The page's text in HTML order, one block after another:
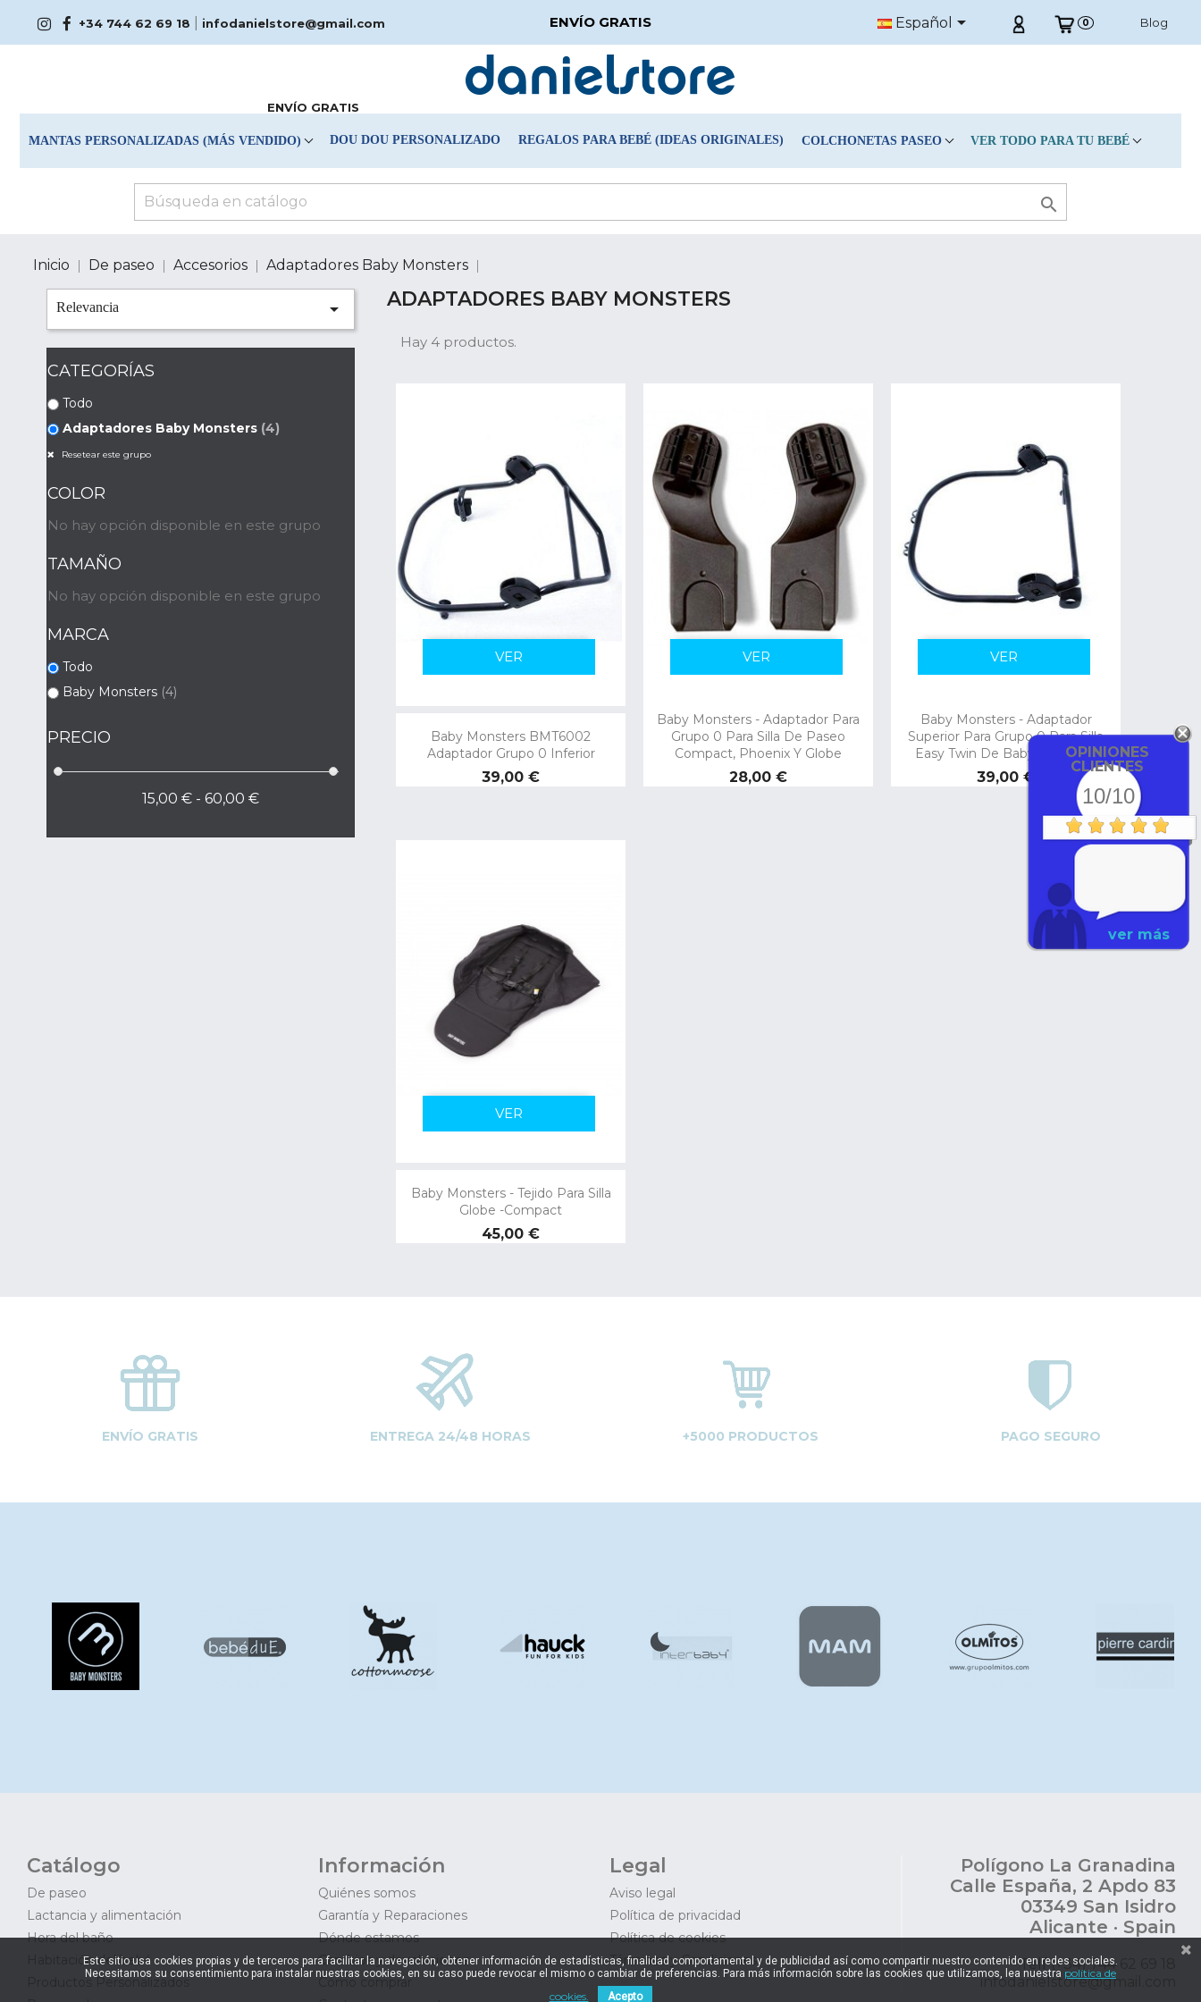
+34 744 62 69 18 infodanielstore@gmail.com ENVÍO GRATIS Español  0 Blog
ENVÍO GRATIS
MANTAS PERSONALIZADAS (MÁS VENDIDO) DOU DOU PERSONALIZADO REGALOS PARA BEBÉ (IDEAS ORIGINALES) COLCHONETAS PASEO VER TODO PARA TU BEBÉ

Inicio De paseo Accesorios Adaptadores Baby Monsters
Relevancia 
CATEGORÍAS
Todo
Adaptadores Baby Monsters (4)
Resetear este grupo
COLOR
No hay opción disponible en este grupo
TAMAÑO
No hay opción disponible en este grupo
MARCA
Todo
Baby Monsters (4)
PRECIO
15,00 € - 60,00 €
ADAPTADORES BABY MONSTERS
Hay 4 productos.
Baby Monsters BMT6002
Adaptador Grupo 0 Inferior
Precio
39,00 €
VER
Baby Monsters - Adaptador Para
Grupo 0 Para Silla De Paseo
Compact, Phoenix Y Globe
Precio
28,00 €
VER
Baby Monsters - Adaptador
Superior Para Grupo 0 Para Silla
Easy Twin De Baby Monsters
Precio
39,00 €
VER
Baby Monsters - Tejido Para Silla
Globe -Compact
Precio
45,00 €
VER
ENVÍO GRATIS ENTREGA 24/48 HORAS +5000 PRODUCTOS PAGO SEGURO
Catálogo
De paseo
Lactancia y alimentación
Hora del baño
Habitación del bebé
Productos Personalizados
Información
Quiénes somos
Garantía y Reparaciones
Dónde estamos
Cambios y devoluciones
Cómo comprar
Legal
Aviso legal
Política de privacidad
Política de cookies
Términos y Condiciones
Polígono La Granadina
Calle España, 2 Apdo 83
03349 San Isidro
Alicante · Spain
Telf (+34) 744 62 69 18
infodanielstore@gmail.com
OPINIONES
CLIENTES
10/10
ver más
Este sitio usa cookies propias y de terceros para facilitar la navegación, obtener información de estadísticas, finalidad comportamental y de publicidad así como compartir nuestro contenido en redes sociales.
Necesitamos su consentimiento para instalar nuestras cookies, en su caso puede revocar el mismo o cambiar de preferencias. Para más información sobre las cookies que utilizamos, lea nuestra política de
cookies.
Acepto